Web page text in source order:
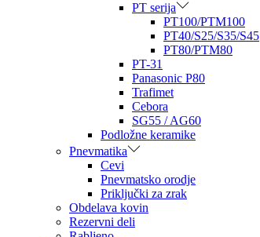
PT serija
PT100/PTM100
PT40/S25/S35/S45
PT80/PTM80
PT-31
Panasonic P80
Trafimet
Cebora
SG55 / AG60
Podložne keramike
Pnevmatika
Cevi
Pnevmatsko orodje
Priključki za zrak
Obdelava kovin
Rezervni deli